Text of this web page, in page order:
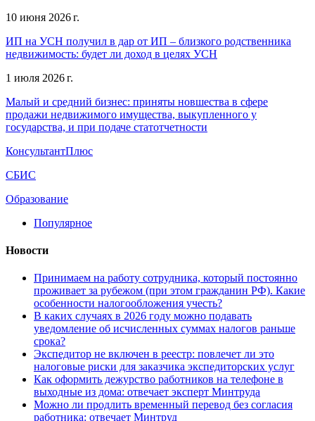
10 июня 2026 г.
ИП на УСН получил в дар от ИП – близкого родственника
недвижимость: будет ли доход в целях УСН
1 июля 2026 г.
Малый и средний бизнес: приняты новшества в сфере
продажи недвижимого имущества, выкупленного у
государства, и при подаче статотчетности
КонсультантПлюс
СБИС
Образование
Популярное
Новости
Принимаем на работу сотрудника, который постоянно
проживает за рубежом (при этом гражданин РФ). Какие
особенности налогообложения учесть?
В каких случаях в 2026 году можно подавать
уведомление об исчисленных суммах налогов раньше
срока?
Экспедитор не включен в реестр: повлечет ли это
налоговые риски для заказчика экспедиторских услуг
Как оформить дежурство работников на телефоне в
выходные из дома: отвечает эксперт Минтруда
Можно ли продлить временный перевод без согласия
работника: отвечает Минтруд